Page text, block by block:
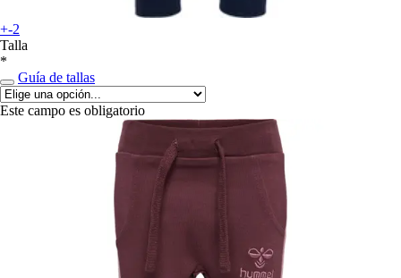
+-2
Talla
*
Guía de tallas
Este campo es obligatorio